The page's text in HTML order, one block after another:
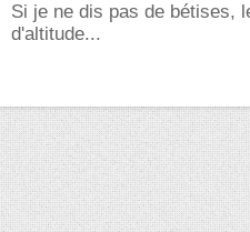
Si je ne dis pas de bétises,
d'altitude...